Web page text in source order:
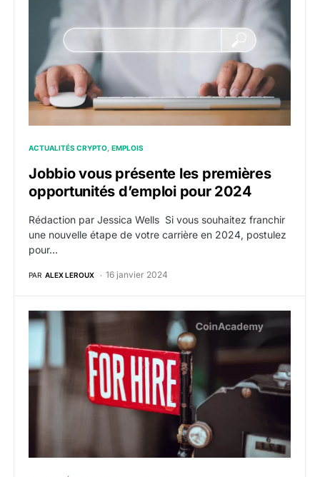
ACTUALITÉS CRYPTO EMPLOIS
Jobbio vous présente les premières
opportunités d’emploi pour 2024
Rédaction par Jessica Wells Si vous souhaitez franchir
une nouvelle étape de votre carrière en 2024, postulez
pour…
PAR ALEX LEROUX 16 janvier 2024
Offres d’emploi web3 crypto de la semaine du 15